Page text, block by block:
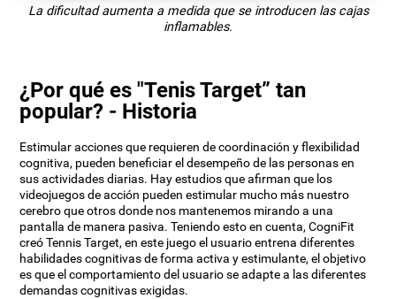
La dificultad aumenta a medida que se introducen las cajas
inflamables.
¿Por qué es "Tenis Target” tan
popular? - Historia
Estimular acciones que requieren de coordinación y flexibilidad
cognitiva, pueden beneficiar el desempeño de las personas en
sus actividades diarias. Hay estudios que afirman que los
videojuegos de acción pueden estimular mucho más nuestro
cerebro que otros donde nos mantenemos mirando a una
pantalla de manera pasiva. Teniendo esto en cuenta, CogniFit
creó Tennis Target, en este juego el usuario entrena diferentes
habilidades cognitivas de forma activa y estimulante, el objetivo
es que el comportamiento del usuario se adapte a las diferentes
demandas cognitivas exigidas.